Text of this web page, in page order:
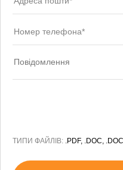
ТИПИ ФАЙЛІВ: .PDF, .DOC,